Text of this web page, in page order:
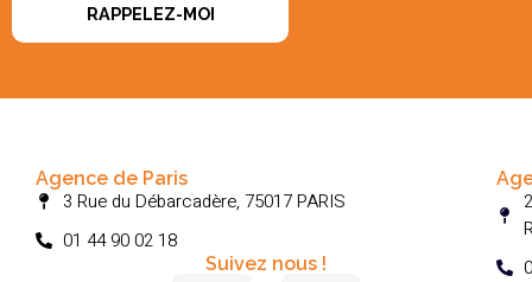
RAPPELEZ-MOI
Agence de Paris
3 Rue du Débarcadère, 75017 PARIS
01 44 90 02 18
Suivez nous !